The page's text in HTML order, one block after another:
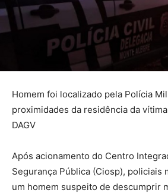
Homem foi localizado pela Polícia
proximidades da residência da
DAGV
Após acionamento do Centro
Segurança Pública (Ciosp), policiais
um homem suspeito de descumprir